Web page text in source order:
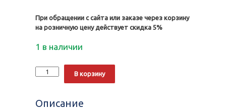
При обращении с сайта или заказе через корзину
на розничную цену действует скидка 5%
1 в наличии
Количество
Поршни
13101-
В корзину
Описание